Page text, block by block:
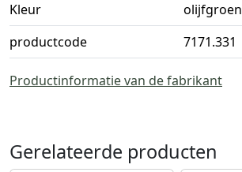
Kleur
olijfgroen
productcode
7171.331
Productinformatie van de fabrikant
Gerelateerde producten